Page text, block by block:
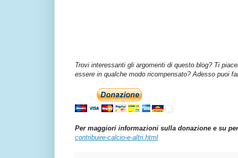
Trovi interessanti gli argomenti di questo blog? Ti
essere in qualche modo ricompensato? Adesso puoi
Per maggiori informazioni sulla donazione e su
contribuire-calcio-e-altri.html